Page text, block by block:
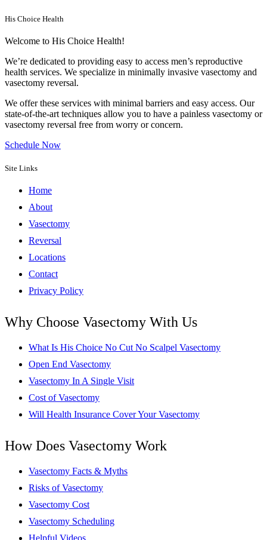
His Choice Health
Welcome to His Choice Health!
We’re dedicated to providing easy to access men’s reproductive
health services. We specialize in minimally invasive vasectomy and
vasectomy reversal.
We offer these services with minimal barriers and easy access. Our
state-of-the-art techniques allow you to have a painless vasectomy or
vasectomy reversal free from worry or concern.
Schedule Now
Site Links
Home
About
Vasectomy
Reversal
Locations
Contact
Privacy Policy
Why Choose Vasectomy With Us
What Is His Choice No Cut No Scalpel Vasectomy
Open End Vasectomy
Vasectomy In A Single Visit
Cost of Vasectomy
Will Health Insurance Cover Your Vasectomy
How Does Vasectomy Work
Vasectomy Facts & Myths
Risks of Vasectomy
Vasectomy Cost
Vasectomy Scheduling
Helpful Videos